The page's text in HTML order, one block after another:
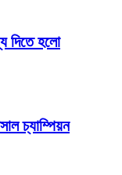
দিতে হলো
চ্যাম্পিয়ন